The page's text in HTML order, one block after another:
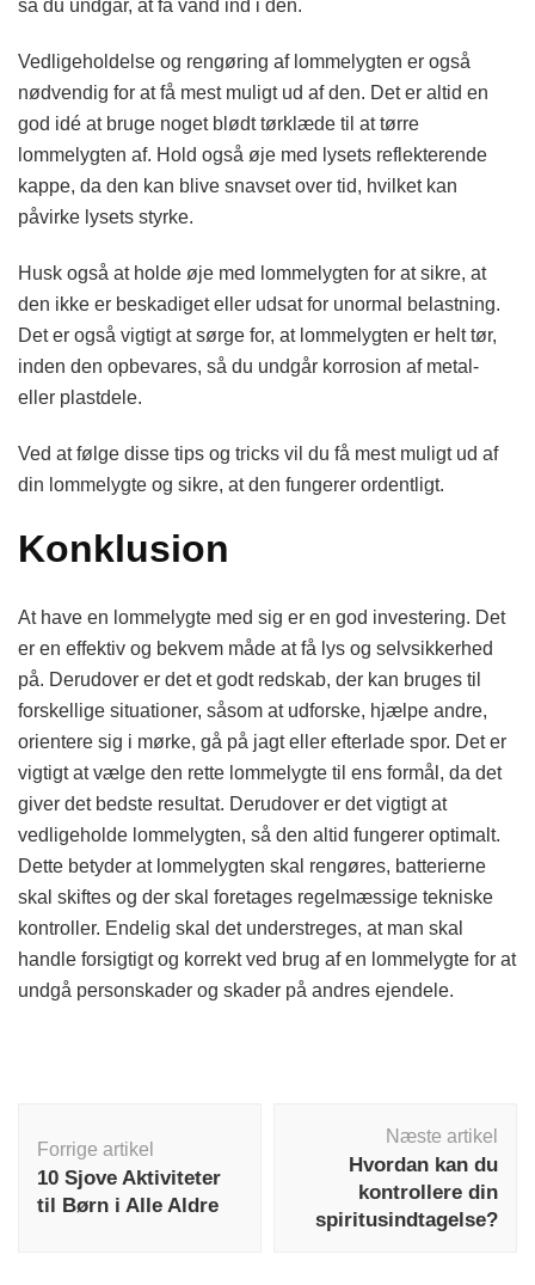
så du undgår, at få vand ind i den.
Vedligeholdelse og rengøring af lommelygten er også
nødvendig for at få mest muligt ud af den. Det er altid en
god idé at bruge noget blødt tørklæde til at tørre
lommelygten af. Hold også øje med lysets reflekterende
kappe, da den kan blive snavset over tid, hvilket kan
påvirke lysets styrke.
Husk også at holde øje med lommelygten for at sikre, at
den ikke er beskadiget eller udsat for unormal belastning.
Det er også vigtigt at sørge for, at lommelygten er helt tør,
inden den opbevares, så du undgår korrosion af metal-
eller plastdele.
Ved at følge disse tips og tricks vil du få mest muligt ud af
din lommelygte og sikre, at den fungerer ordentligt.
Konklusion
At have en lommelygte med sig er en god investering. Det
er en effektiv og bekvem måde at få lys og selvsikkerhed
på. Derudover er det et godt redskab, der kan bruges til
forskellige situationer, såsom at udforske, hjælpe andre,
orientere sig i mørke, gå på jagt eller efterlade spor. Det er
vigtigt at vælge den rette lommelygte til ens formål, da det
giver det bedste resultat. Derudover er det vigtigt at
vedligeholde lommelygten, så den altid fungerer optimalt.
Dette betyder at lommelygten skal rengøres, batterierne
skal skiftes og der skal foretages regelmæssige tekniske
kontroller. Endelig skal det understreges, at man skal
handle forsigtigt og korrekt ved brug af en lommelygte for at
undgå personskader og skader på andres ejendele.
Forrige artikel
10 Sjove Aktiviteter
til Børn i Alle Aldre
Næste artikel
Hvordan kan du
kontrollere din
spiritusindtagelse?